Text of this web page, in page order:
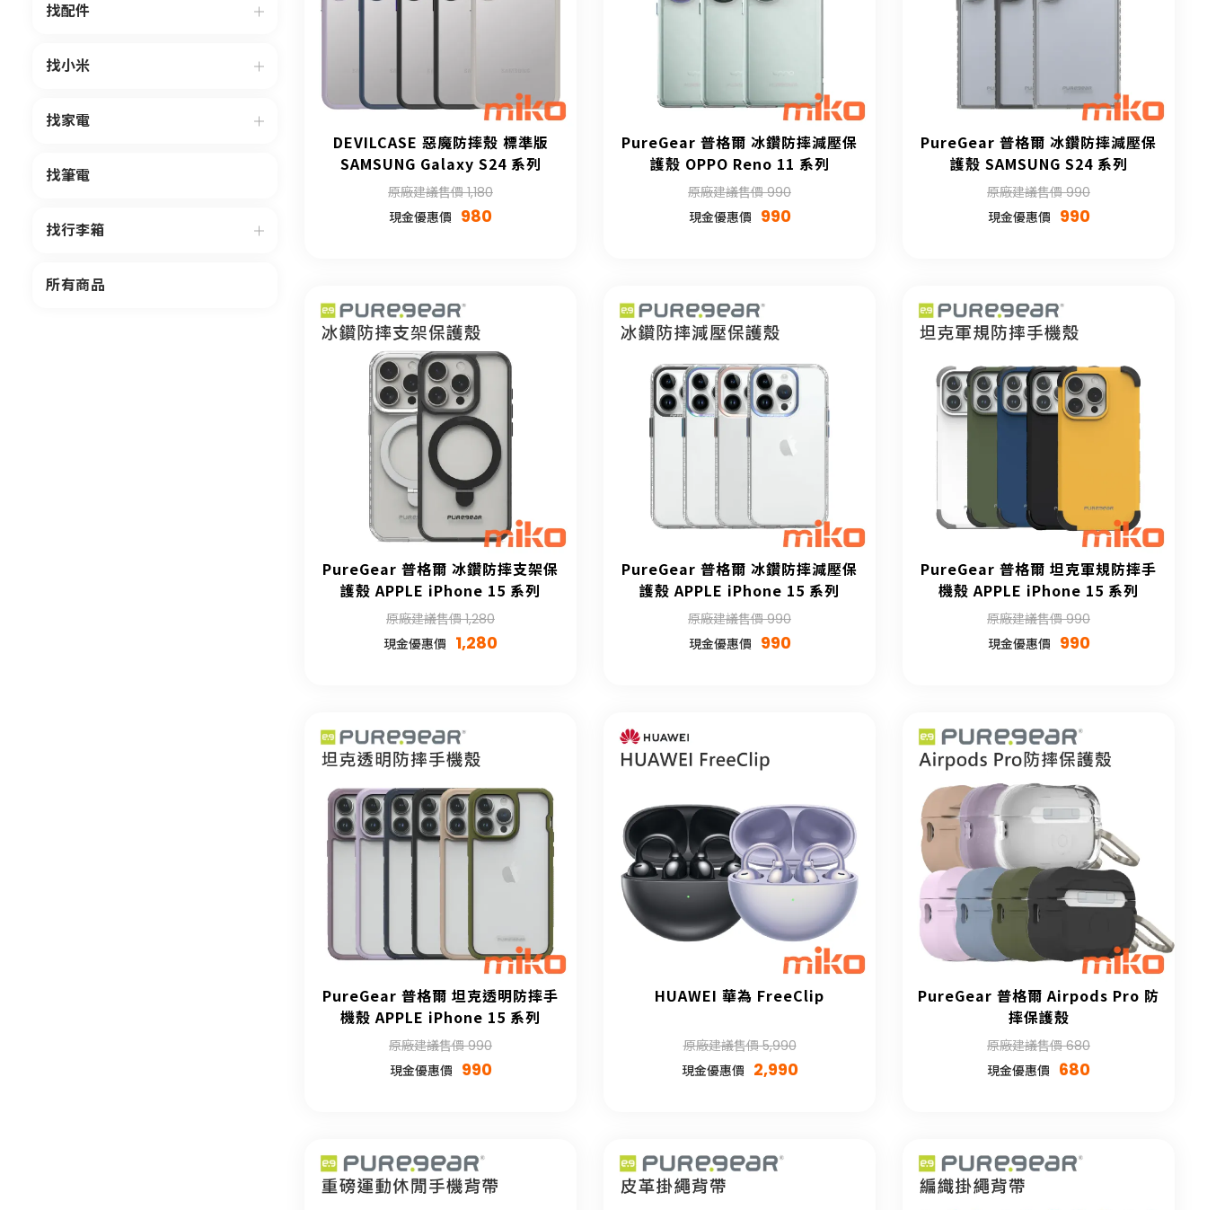
找配件
找小米
找家電
找筆電
找行李箱
所有商品
DEVILCASE 惡魔防摔殼 標準版
SAMSUNG Galaxy S24 系列
原廠建議售價 1,180
現金優惠價 980
PureGear 普格爾 冰鑽防摔減壓保
護殼 OPPO Reno 11 系列
原廠建議售價 990
現金優惠價 990
PureGear 普格爾 冰鑽防摔減壓保
護殼 SAMSUNG S24 系列
原廠建議售價 990
現金優惠價 990
PureGear 普格爾 冰鑽防摔支架保
護殼 APPLE iPhone 15 系列
原廠建議售價 1,280
現金優惠價 1,280
PureGear 普格爾 冰鑽防摔減壓保
護殼 APPLE iPhone 15 系列
原廠建議售價 990
現金優惠價 990
PureGear 普格爾 坦克軍規防摔手
機殼 APPLE iPhone 15 系列
原廠建議售價 990
現金優惠價 990
PureGear 普格爾 坦克透明防摔手
機殼 APPLE iPhone 15 系列
原廠建議售價 990
現金優惠價 990
HUAWEI 華為 FreeClip
原廠建議售價 5,990
現金優惠價 2,990
PureGear 普格爾 Airpods Pro 防
摔保護殼
原廠建議售價 680
現金優惠價 680